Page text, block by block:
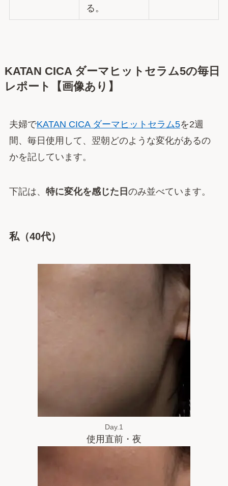
る。
KATAN CICA ダーマヒットセラム5の毎日
レポート【画像あり】
夫婦でKATAN CICA ダーマヒットセラム5を2週
間、毎日使用して、翌朝どのような変化があるの
かを記しています。
下記は、 特に変化を感じた日 のみ並べています。
私（40代）
Day.1
使用直前・夜